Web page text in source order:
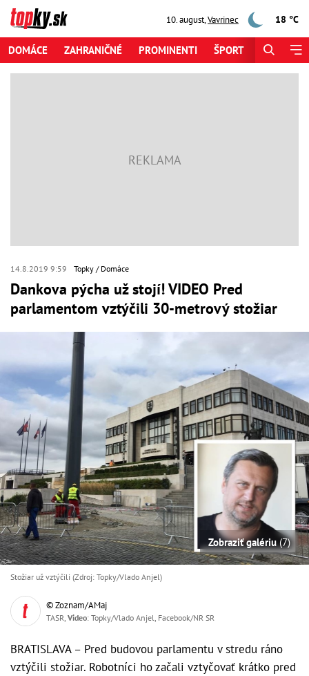
10. august,Vavrinec 18 °C
DOMÁCE ZAHRANIČNÉ PROMINENTI ŠPORT
14.8.2019 9:59 Topky Domáce
Dankova pýcha už stojí! VIDEO Pred
parlamentom vztýčili 30-metrový stožiar
Zobraziť galériu (7)
Stožiar už vztýčili (Zdroj: Topky/Vlado Anjel)
© Zoznam/AMaj
TASR, Video: Topky/Vlado Anjel, Facebook/NR SR
BRATISLAVA – Pred budovou parlamentu v stredu ráno
vztýčili stožiar. Robotníci ho začali vztyčovať krátko pred